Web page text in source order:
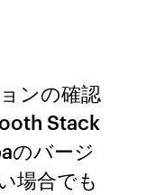
ンの確認
Stack
のバージ
場合でも